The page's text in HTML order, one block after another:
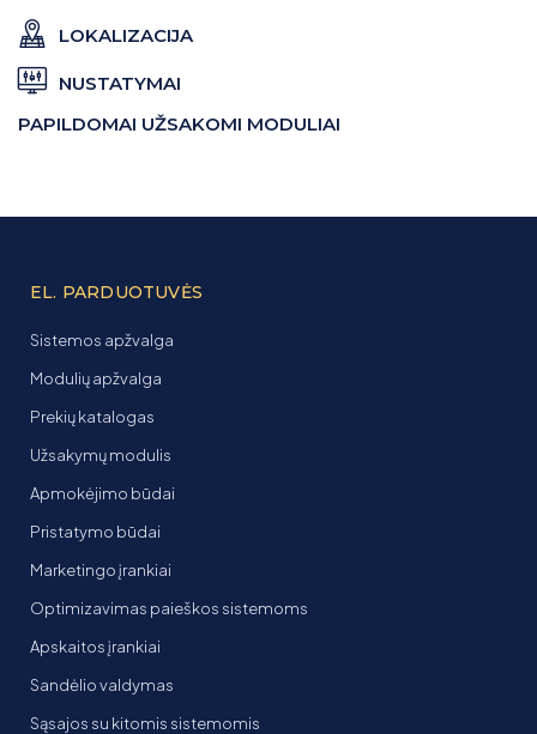
LOKALIZACIJA
NUSTATYMAI
PAPILDOMAI UŽSAKOMI MODULIAI
EL. PARDUOTUVĖS
Sistemos apžvalga
Modulių apžvalga
Prekių katalogas
Užsakymų modulis
Apmokėjimo būdai
Pristatymo būdai
Marketingo įrankiai
Optimizavimas paieškos sistemoms
Apskaitos įrankiai
Sandėlio valdymas
Sąsajos su kitomis sistemomis